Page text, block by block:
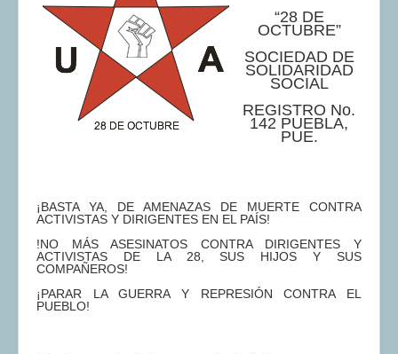
“28 DE
OCTUBRE”
SOCIEDAD DE
SOLIDARIDAD
SOCIAL
REGISTRO No.
142 PUEBLA,
PUE.
¡BASTA YA, DE AMENAZAS DE MUERTE CONTRA
ACTIVISTAS Y DIRIGENTES EN EL PAÍS!
!NO MÁS ASESINATOS CONTRA DIRIGENTES Y
ACTIVISTAS DE LA 28, SUS HIJOS Y SUS
COMPAÑEROS!
¡PARAR LA GUERRA Y REPRESIÓN CONTRA EL
PUEBLO!